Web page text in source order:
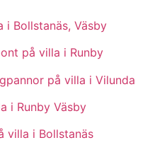
i Bollstanäs, Väsby
på villa i Runby
på villa i Vilunda
i Runby Väsby
villa i Bollstanäs